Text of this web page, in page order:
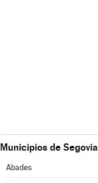
Municipios de Segovia
Abades